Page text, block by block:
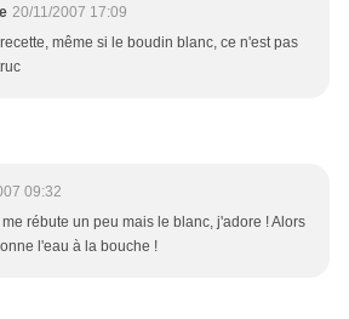
20/11/2007 17:09
même si le boudin blanc, ce n'est pas
09:32
rébute un peu mais le blanc, j'adore ! Alors
l'eau à la bouche !